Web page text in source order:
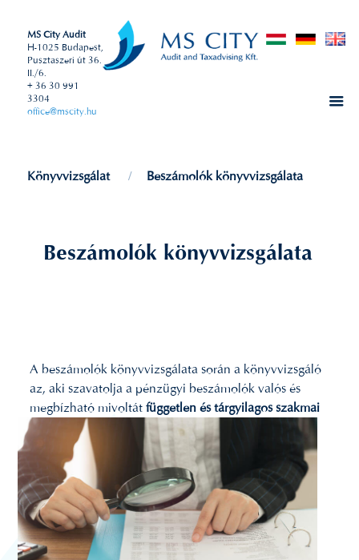
MS City Audit
H-1025 Budapest,
Pusztaszeri út 36.
II./6.
+ 36 30 991
3304
office@mscity.hu
Könyvvizsgálat Beszámolók könyvvizsgálata
Beszámolók könyvvizsgálata
A beszámolók könyvvizsgálata során a könyvvizsgáló
az, aki szavatolja a pénzügyi beszámolók valós és
megbízható mivoltátfüggetlen és tárgyilagos szakmai